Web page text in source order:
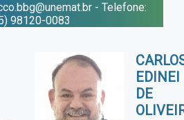
- Telefone:
98120-0083
EDINEI
DE